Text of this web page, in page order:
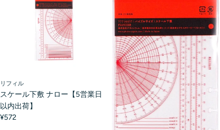
リフィル
スケール下敷 ナロー【5営業日
以内出荷】
¥572